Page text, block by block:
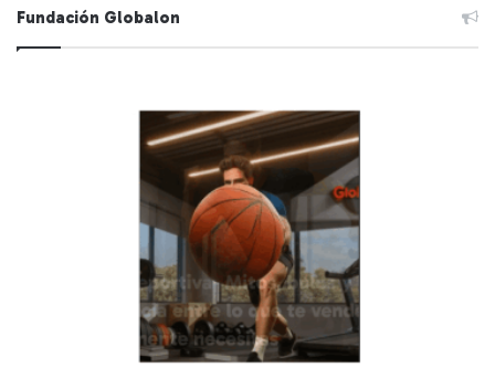
Fundación Globalon